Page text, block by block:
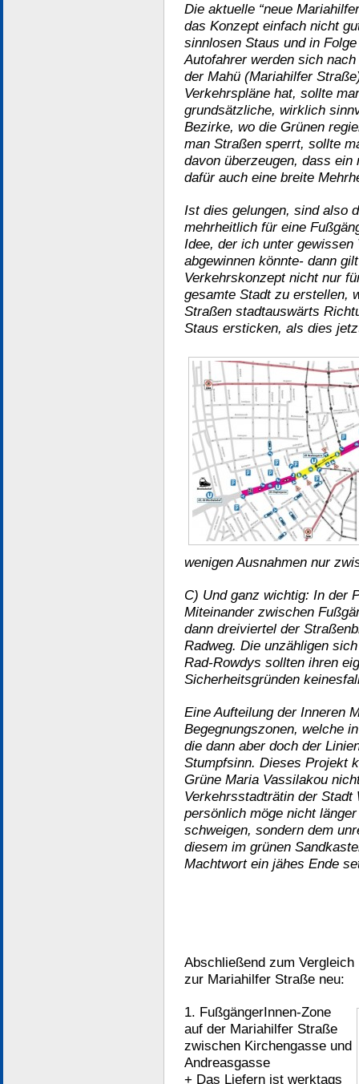
Die aktuelle “neue
das Konzept einfach nicht
sinnlosen Staus und in
Autofahrer werden sich
der Mahü (Mariahilfer
Verkehrspläne hat, sollte
grundsätzliche, wirklich
Bezirke, wo die Grünen
man Straßen sperrt, sollte
davon überzeugen, dass
dafür auch eine breite
Ist dies gelungen, sind also
mehrheitlich für eine
Idee, der ich unter
abgewinnen könnte- dann
Verkehrskonzept nicht nur
gesamte Stadt zu erstellen,
Straßen stadtauswärts
Staus ersticken, als dies
wenigen Ausnahmen nur
C) Und ganz wichtig: In der
Miteinander zwischen
dann dreiviertel der
Radweg. Die unzähligen
Rad-Rowdys sollten ihren
Sicherheitsgründen
Eine Aufteilung der Inneren
Begegnungszonen, welche
die dann aber doch der
Stumpfsinn. Dieses Projekt
Grüne Maria Vassilakou
Verkehrsstadträtin der
persönlich möge nicht
schweigen, sondern dem
diesem im grünen
Machtwort ein jähes Ende
Abschließend zum
zur Mariahilfer Straße neu:
1. FußgängerInnen-Zone
auf der Mariahilfer Straße
zwischen Kirchengasse und
Andreasgasse
+ Das Liefern ist werktags